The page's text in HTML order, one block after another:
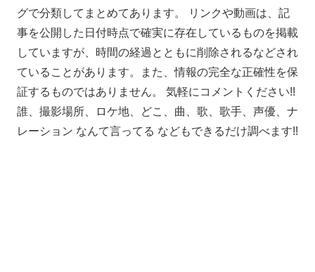
グで分類してまとめてあります。 リンクや動画は、記
事を公開した日付時点で確実に存在しているものを掲載
していますが、時間の経過とともに削除されるなどされ
ていることがあります。また、情報の完全な正確性を保
証するものではありません。 気軽にコメントください!!
誰、撮影場所、ロケ地、どこ、曲、歌、歌手、声優、ナ
レーション なんて言ってる などもできるだけ調べます!!